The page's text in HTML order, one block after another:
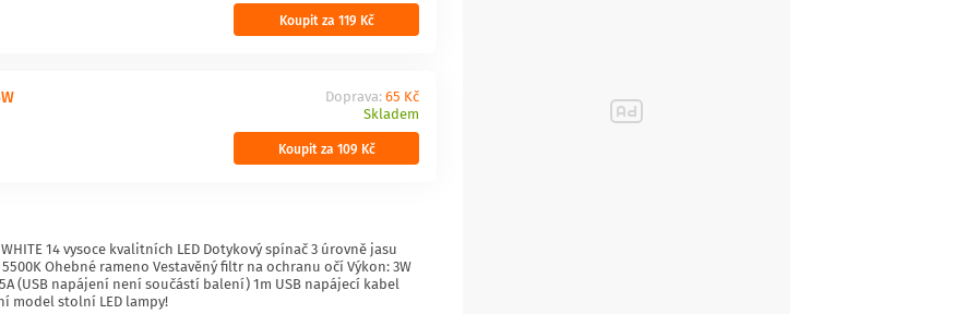
Koupit za 119 Kč
Doprava: 65 Kč
Skladem
Koupit za 109 Kč
WHITE 14 vysoce kvalitních LED Dotykový spínač 3 úrovně jasu
Ohebné rameno Vestavěný filtr na ochranu očí Výkon: 3W
(USB napájení není součástí balení) 1m USB napájecí kabel
model stolní LED lampy!